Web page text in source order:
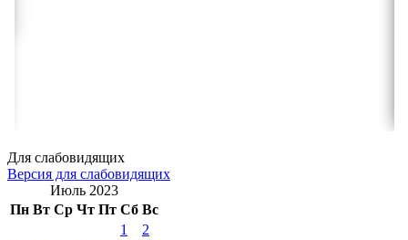
Для слабовидящих
Версия для слабовидящих
Июль 2023
Пн Вт Ср Чт Пт Сб Вс
1
2